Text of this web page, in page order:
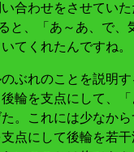
い合わせをさせてい
と、「あ～あ、で、
てくれたんですね。
ぶれのことを説明
輪を支点にして、「
。これには少なか
点にして後輪を若